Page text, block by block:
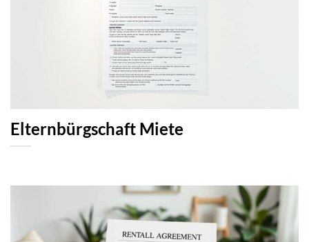
Elternbürgschaft Miete